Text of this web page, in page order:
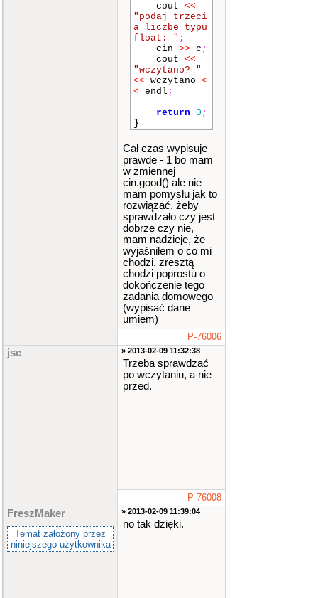
cout <<
"podaj trzeci
a liczbe typu
float: " ;
cin >> c ;
cout <<
"wczytano? "
<< wczytano <
< endl ;
return 0 ;
}
Cał czas wypisuje
prawde - 1 bo mam
w zmiennej
cin.good() ale nie
mam pomysłu jak to
rozwiązać, żeby
sprawdzało czy jest
dobrze czy nie,
mam nadzieje, że
wyjaśniłem o co mi
chodzi, zresztą
chodzi poprostu o
dokończenie tego
zadania domowego
(wypisać dane
umiem)
P-76006
jsc » 2013-02-09 11:32:38
Trzeba sprawdzać
po wczytaniu, a nie
przed.
P-76008
FreszMaker
Temat założony przez
niniejszego użytkownika
» 2013-02-09 11:39:04
no tak dzięki.